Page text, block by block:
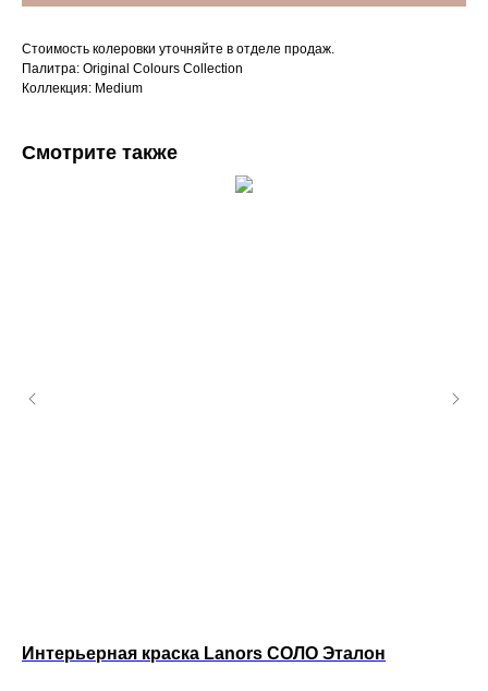
Стоимость колеровки уточняйте в отделе продаж.
Палитра: Original Colours Collection
Коллекция: Medium
Смотрите также
Интерьерная краска Lanors СОЛО Эталон